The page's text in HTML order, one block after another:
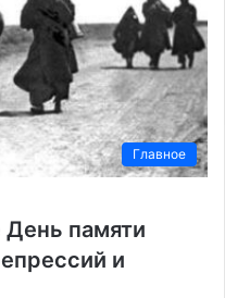
Главное
День памяти
и